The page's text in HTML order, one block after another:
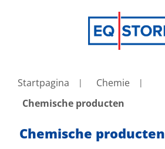
Startpagina
Chemie
Chemische producten
Chemische producten